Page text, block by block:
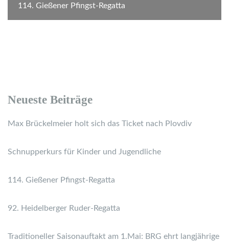
114. Gießener Pfingst-Regatta
Neueste Beiträge
Max Brückelmeier holt sich das Ticket nach Plovdiv
Schnupperkurs für Kinder und Jugendliche
114. Gießener Pfingst-Regatta
92. Heidelberger Ruder-Regatta
Traditioneller Saisonauftakt am 1.Mai: BRG ehrt langjährige